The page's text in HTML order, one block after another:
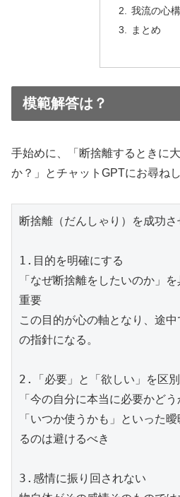
我流の心
まとめ
模範解答は？
手始めに、「断捨離するときに
か？」とチャットGPTにお尋ね
断捨離（だんしゃり）を成功さ
1.目的を明確にする
「なぜ断捨離をしたいのか」
重要
この目的が心の軸となり、途
の指針になる。
2.「必要」と「欲しい」を区
「今の自分に本当に必要かど
「いつか使うかも」といった
るのは避けるべき
3.感情に振り回されない